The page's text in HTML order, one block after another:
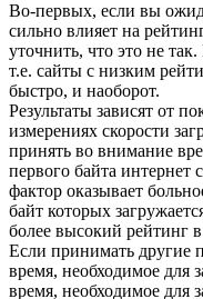
Во-первых, если вы
сильно влияет на
уточнить, что это не
т.е. сайты с низким
быстро, и наоборот.
Результаты зависят от
измерениях скорости
принять во внимание
первого байта интернет
фактор оказывает
байт которых
более высокий рейтинг
Если принимать другие
время, необходимое для
время, необходимое для